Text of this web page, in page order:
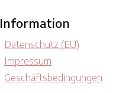
Information
Datenschutz (EU)
Impressum
Geschäftsbedingungen